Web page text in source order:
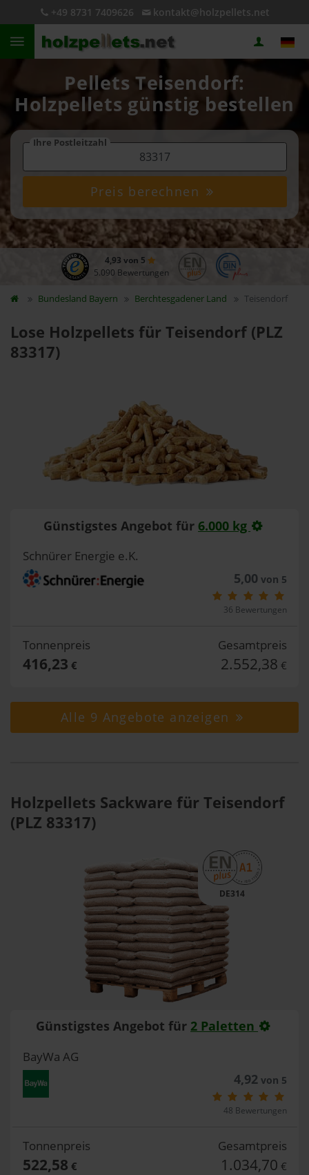
+49 8731 7409626 kontakt@holzpellets.net
Pellets Teisendorf:
Holzpellets günstig bestellen
Ihre Postleitzahl
Preis berechnen
4,93 von 5
5.090 Bewertungen
Bundesland Bayern Berchtesgadener Land Teisendorf
Lose Holzpellets für Teisendorf (PLZ
83317)
Günstigstes Angebot für 6.000 kg
Schnürer Energie e.K.
5,00 von 5
36 Bewertungen
Tonnenpreis
416,23 €
Gesamtpreis
2.552,38 €
Alle 9 Angebote anzeigen
Holzpellets Sackware für Teisendorf
(PLZ 83317)
DE314
Günstigstes Angebot für 2 Paletten
BayWa AG
4,92von 5
48 Bewertungen
Tonnenpreis
522,58 €
Gesamtpreis
1.034,70 €